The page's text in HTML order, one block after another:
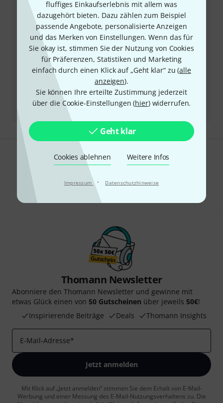
fluffiges Einkaufserlebnis mit allem was
dazugehört bieten. Dazu zählen zum Beispiel
passende Angebote, personalisierte Anzeigen
und das Merken von Einstellungen. Wenn das für
Sie okay ist, stimmen Sie der Nutzung von Cookies
für Präferenzen, Statistiken und Marketing
einfach durch einen Klick auf „Geht klar“ zu (alle
anzeigen).
Sie können Ihre erteilte Zustimmung jederzeit
über die Cookie-Einstellungen (hier) widerrufen.
Geht klar
Cookies ablehnen Weitere Infos
Impressum · Datenschutzhinweise
Öffnungszeiten
Rückruf vereinbaren
Mehr Kontaktoptionen
Produkt zurücksenden
Alle Ansprechpartner
Gefällt Ihnen, was Sie sehen?
Teilen Hilfe & Feedback
Thomann Newsletter
Abonniere den Thomann Newsletter und gewinne mit
etwas Glück einen von 50 Gutscheinen über jeweils 50€!
Inspirierende Beiträge
Deals Thomann Insights
E-Mail-Adresse*
Jetzt anmelden
Mit Klick auf „Jetzt anmelden“ stimmen Sie dem Erhalt von E-Mail-
Werbung und einer Messung des E-Mail-Nutzungsverhaltens zu. Die